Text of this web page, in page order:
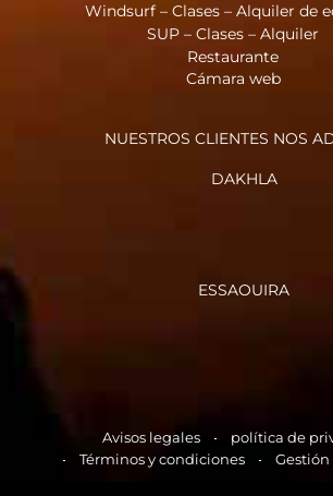
Windsurf – Clases – Alquiler de
SUP – Clases – Alquiler
Restaurante
Cámara web
NUESTROS CLIENTES NOS
DAKHLA
ESSAOUIRA
Avisos legales
política de
Términos y condiciones
Gestión